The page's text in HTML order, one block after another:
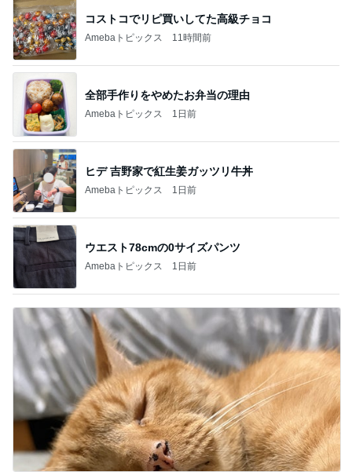
コストコでリピ買いしてた高級チョコ
Amebaトピックス 11時間前
全部手作りをやめたお弁当の理由
Amebaトピックス 1日前
ヒデ 吉野家で紅生姜ガッツリ牛丼
Amebaトピックス 1日前
ウエスト78cmの0サイズパンツ
Amebaトピックス 1日前